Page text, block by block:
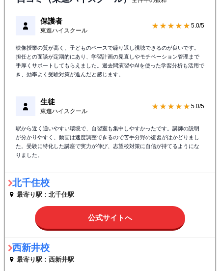
保護者
東進ハイスクール
★★★★★ 5.0/5
映像授業の質が高く、子どものペースで繰り返し視聴できるのが良いです。
担任との面談が定期的にあり、学習計画の見直しやモチベーション管理まで
手厚くサポートしてもらえました。過去問演習やAIを使った学習分析も活用で
き、効率よく受験対策が進んだと感じます。
生徒
東進ハイスクール
★★★★★ 5.0/5
駅から近く通いやすい環境で、自習室も集中しやすかったです。講師の説明
が分かりやすく、動画は速度調整できるので苦手分野の復習がはかどりまし
た。受験に特化した講座で実力が伸び、志望校対策に自信が持てるようにな
りました。
北千住校
最寄り駅：北千住駅
公式サイトへ
西新井校
最寄り駅：西新井駅